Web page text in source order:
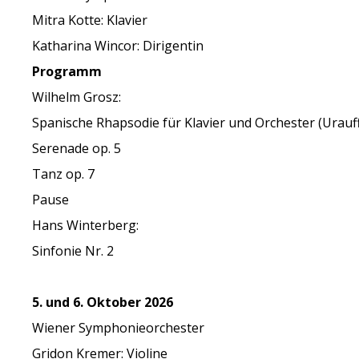
Mitra Kotte: Klavier
Katharina Wincor: Dirigentin
Programm
Wilhelm Grosz:
Spanische Rhapsodie für Klavier und Orchester
Serenade op. 5
Tanz op. 7
Pause
Hans Winterberg:
Sinfonie Nr. 2
5. und 6. Oktober 2026
Wiener Symphonieorchester
Gridon Kremer: Violine